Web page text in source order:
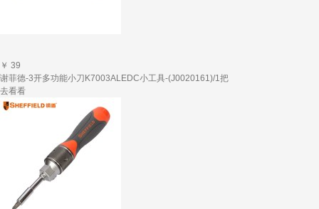
￥ 39
谢菲德-3开多功能小刀K7003ALEDC小工具-(J0020161)/1把
去看看